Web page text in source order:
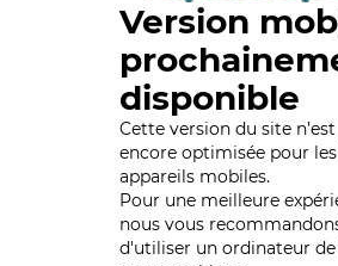
Version
disponible
Cette version du site
encore optimisée pour les
appareils mobiles.
Pour une meilleure
nous vous
d'utiliser un ordinateur de